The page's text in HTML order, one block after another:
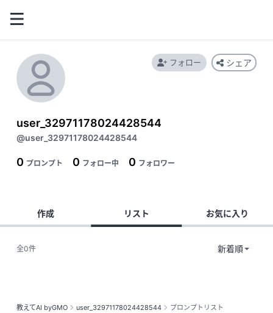
教えてAI byGMO user_32971178024428544 プロンプトリスト
user_32971178024428544
@user_32971178024428544
0 プロンプト 0 フォロー中 0 フォロワー
フォロー シェア
作成 リスト お気に入り
全0件